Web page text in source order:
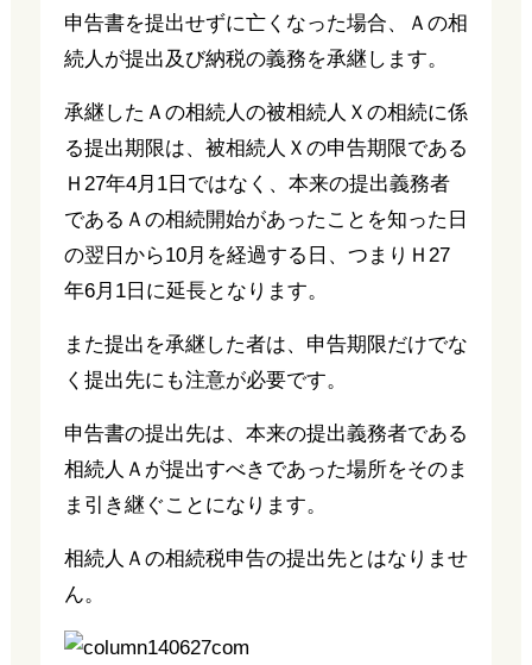
申告書を提出せずに亡くなった場合、Ａの相
続人が提出及び納税の義務を承継します。
承継したＡの相続人の被相続人Ｘの相続に係
る提出期限は、被相続人Ｘの申告期限である
Ｈ27年4月1日ではなく、本来の提出義務者
であるＡの相続開始があったことを知った日
の翌日から10月を経過する日、つまりＨ27
年6月1日に延長となります。
また提出を承継した者は、申告期限だけでな
く提出先にも注意が必要です。
申告書の提出先は、本来の提出義務者である
相続人Ａが提出すべきであった場所をそのま
ま引き継ぐことになります。
相続人Ａの相続税申告の提出先とはなりませ
ん。